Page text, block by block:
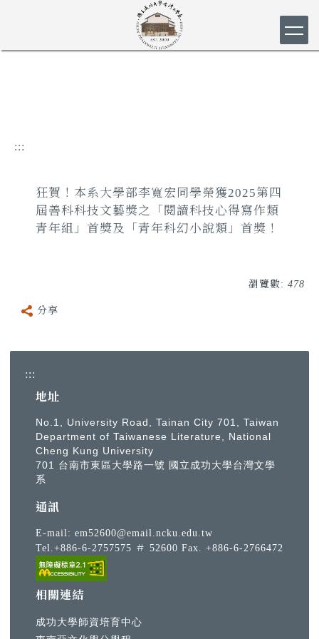
要
:::
狂賀！本系大學部李寬宏同學榮獲2025第四
屆善科科技文藝獎之「閱讀科技心得寫作類
青年組」首獎及「青年科幻小說類」首獎！
瀏覽數: 478
分享
:::
地址
No.1, University Road, Tainan City 701, Taiwan
Department of Taiwanese Literature, National
Cheng Kung University
701 台南市東區大學路一號 國立成功大學台灣文學
系
通訊
E-mail: em52600@email.ncku.edu.tw
Tel.+886-6-2757575 ＃ 52600 Fax. +886-6-2766472
相關連結
成功大學師資培育中心